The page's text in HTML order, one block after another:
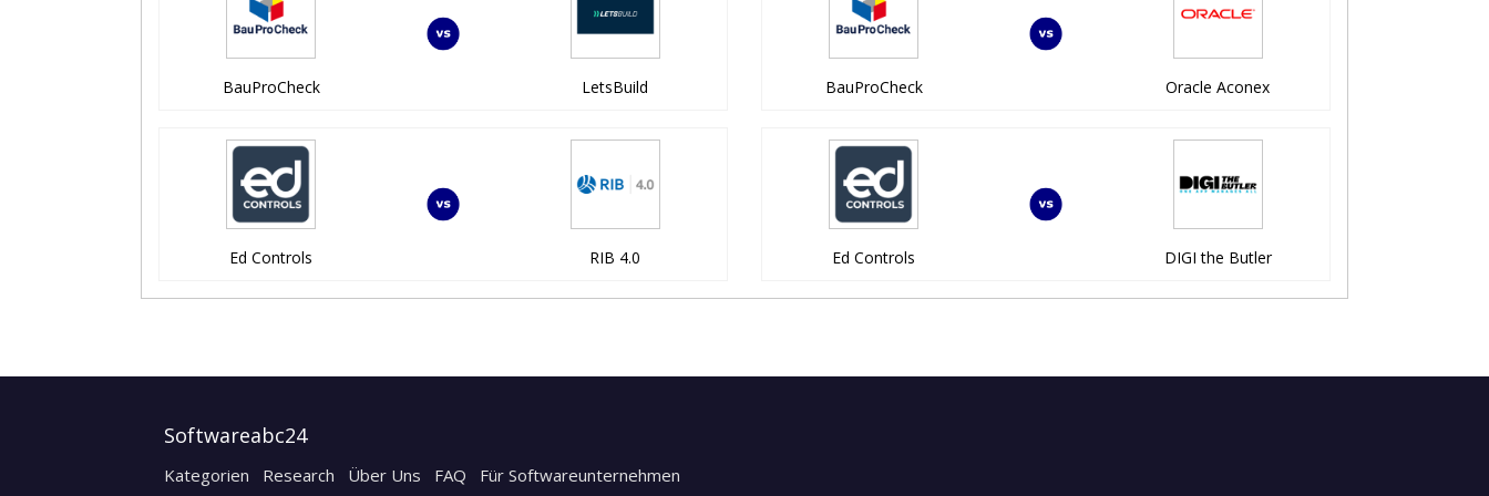
BauProCheck LetsBuild BauProCheck Oracle Aconex
Ed Controls RIB 4.0 Ed Controls DIGI the Butler
Softwareabc24
Kategorien Research Über Uns FAQ Für Softwareunternehmen